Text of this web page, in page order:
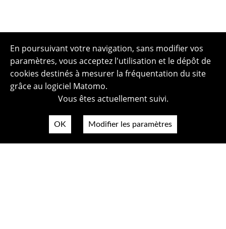
En poursuivant votre navigation, sans modifier vos
paramètres, vous acceptez l'utilisation et le dépôt de
cookies destinés à mesurer la fréquentation du site
grâce au logiciel Matomo.
Vous êtes actuellement suivi.
OK Modifier les paramètres